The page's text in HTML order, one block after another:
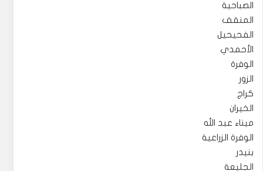
الصباحية
المنقف
الفحيحيل
الأحمدي
الوفرة
الزور
كراج
الخيران
ميناء عبد الله
الوفرة الزراعية
بنيدر
الجليعة